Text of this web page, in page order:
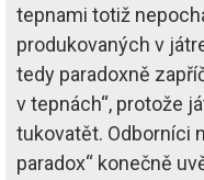
tepnami totiž
produkovaných v
tedy paradoxně
v tepnách“, protože
tukovatět. Odborníci
paradox“ konečně